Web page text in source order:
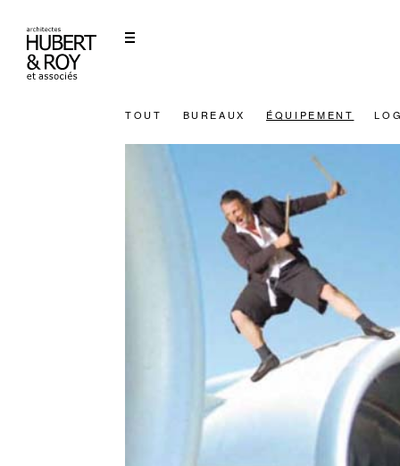
TOUT BUREAUX ÉQUIPEMENT
INVENTONS LA
DU GRAND PARIS